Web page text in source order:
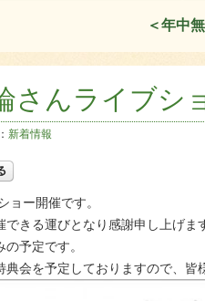
＜年中
さんライブシ
新着情報
ョー開催です。
できる運びとなり感謝申し上げま
予定です。
典会を予定しておりますので、皆